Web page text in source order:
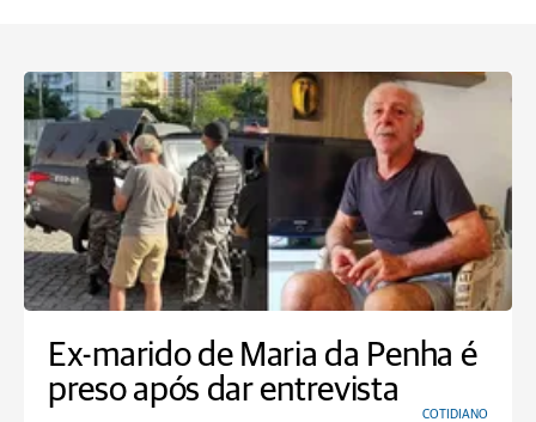
Ex-marido de Maria da Penha é
preso após dar entrevista
COTIDIANO